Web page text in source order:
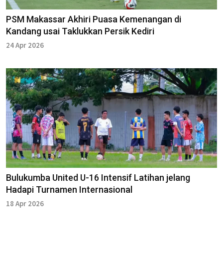
PSM Makassar Akhiri Puasa Kemenangan di
Kandang usai Taklukkan Persik Kediri
24 Apr 2026
Bulukumba United U-16 Intensif Latihan jelang
Hadapi Turnamen Internasional
18 Apr 2026